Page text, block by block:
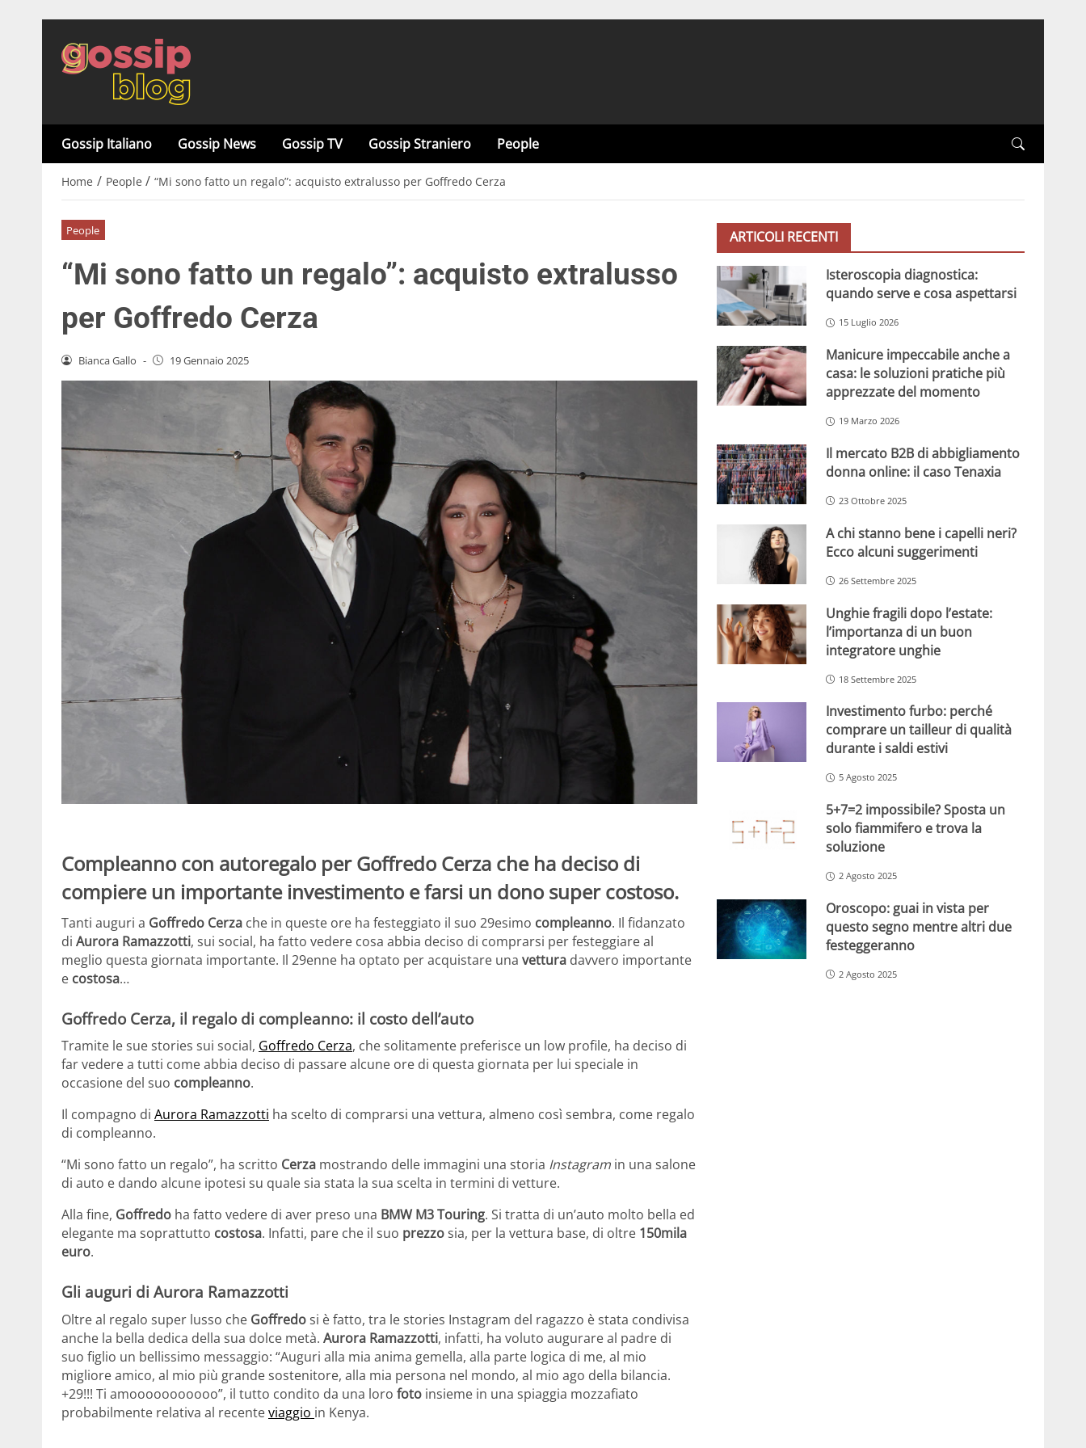
Gossip Italiano Gossip News Gossip TV Gossip Straniero People
Home / People / “Mi sono fatto un regalo”: acquisto extralusso per Goffredo Cerza
People
“Mi sono fatto un regalo”: acquisto extralusso
per Goffredo Cerza
Bianca Gallo - 19 Gennaio 2025
Compleanno con autoregalo per Goffredo Cerza che ha deciso di
compiere un importante investimento e farsi un dono super costoso.
Tanti auguri a Goffredo Cerza che in queste ore ha festeggiato il suo 29esimo compleanno. Il fidanzato
di Aurora Ramazzotti, sui social, ha fatto vedere cosa abbia deciso di comprarsi per festeggiare al
meglio questa giornata importante. Il 29enne ha optato per acquistare una vettura davvero importante
e costosa…
Goffredo Cerza, il regalo di compleanno: il costo dell’auto
Tramite le sue stories sui social, Goffredo Cerza, che solitamente preferisce un low profile, ha deciso di
far vedere a tutti come abbia deciso di passare alcune ore di questa giornata per lui speciale in
occasione del suo compleanno.
Il compagno di Aurora Ramazzotti ha scelto di comprarsi una vettura, almeno così sembra, come regalo
di compleanno.
“Mi sono fatto un regalo”, ha scritto Cerza mostrando delle immagini una storia Instagram in una salone
di auto e dando alcune ipotesi su quale sia stata la sua scelta in termini di vetture.
Alla fine, Goffredo ha fatto vedere di aver preso una BMW M3 Touring. Si tratta di un’auto molto bella ed
elegante ma soprattutto costosa. Infatti, pare che il suo prezzosia, per la vettura base, di oltre 150mila
euro.
Gli auguri di Aurora Ramazzotti
Oltre al regalo super lusso che Goffredosi è fatto, tra le stories Instagram del ragazzo è stata condivisa
anche la bella dedica della sua dolce metà. Aurora Ramazzotti, infatti, ha voluto augurare al padre di
suo figlio un bellissimo messaggio: “Auguri alla mia anima gemella, alla parte logica di me, al mio
migliore amico, al mio più grande sostenitore, alla mia persona nel mondo, al mio ago della bilancia.
+29!!! Ti amooooooooooo”, il tutto condito da una loro foto insieme in una spiaggia mozzafiato
probabilmente relativa al recenteviaggio in Kenya.
ARTICOLI RECENTI
Isteroscopia diagnostica:
quando serve e cosa aspettarsi
15 Luglio 2026
Manicure impeccabile anche a
casa: le soluzioni pratiche più
apprezzate del momento
19 Marzo 2026
Il mercato B2B di abbigliamento
donna online: il caso Tenaxia
23 Ottobre 2025
A chi stanno bene i capelli neri?
Ecco alcuni suggerimenti
26 Settembre 2025
Unghie fragili dopo l’estate:
l’importanza di un buon
integratore unghie
18 Settembre 2025
Investimento furbo: perché
comprare un tailleur di qualità
durante i saldi estivi
5 Agosto 2025
5+7=2 impossibile? Sposta un
solo fiammifero e trova la
soluzione
2 Agosto 2025
Oroscopo: guai in vista per
questo segno mentre altri due
festeggeranno
2 Agosto 2025